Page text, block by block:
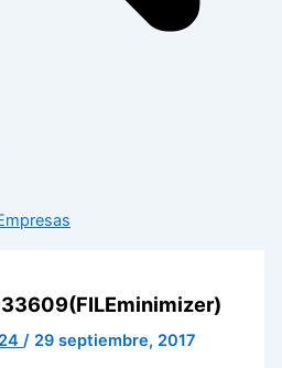
/ 29 septiembre, 2017